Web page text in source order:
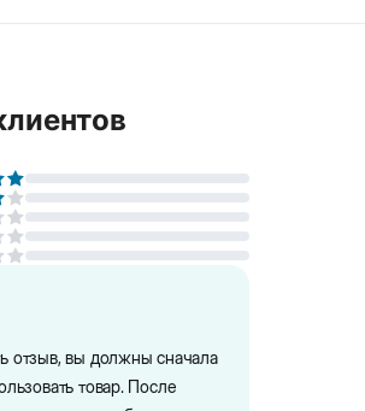
отзыв, вы должны сначала
товар. После